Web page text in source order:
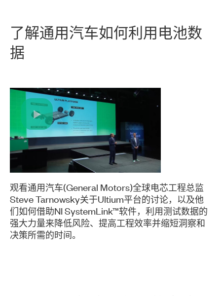
了解通用汽车如何 利用 电池数
据
Play
Video
观看通用汽车(General Motors)全球电芯工程总监
Steve Tarnowsky关于Ultium平台的讨论，以及他
们如何借助NI SystemLink™软件，利用测试数据的
强大力量来降低风险、提高工程效率并缩短洞察和
决策所需的时间。